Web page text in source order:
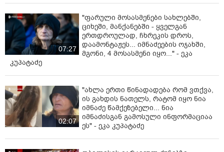
07:27
"ფარული მოსასმენები სახლებში,
ციხეში, მანქანებში - ყველგან
ერთდროულად, ჩხრეკის დროს,
დაამონტაჟეს... იმნაძეების ოჯახში,
მგონი, 4 მოსასმენი იყო..." - ეკა
კუპატაძე
02:07
"ახლა ერთი წინადადება რომ ვთქვა,
ის გახდის ნათელს, რატომ იყო ნია
იმნაძე წამქეზებელი... ნია
იმნაძისგან გამოსული ინფორმაციაა
ეს" - ეკა კუპატაძე